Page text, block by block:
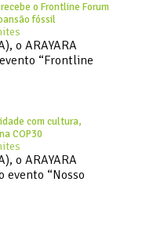
o Frontline Forum
fóssil
o ARAYARA
“Frontline
com cultura,
COP30
o ARAYARA
evento “Nosso